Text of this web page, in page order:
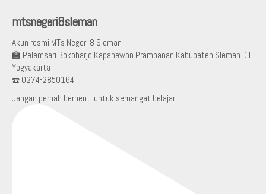
mtsnegeri8sleman
Akun resmi MTs Negeri 8 Sleman
🏫 Pelemsari Bokoharjo Kapanewon Prambanan Kabupaten Sleman D.I.
Yogyakarta
☎️ 0274-2850164
Jangan pernah berhenti untuk semangat belajar.